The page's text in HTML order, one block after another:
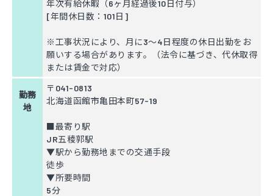
年次有給休暇（6ヶ月経過後10日付与）
[年間休日数：101日]
※工事状況により、月に3～4日程度の休日出勤をお
願いする場合があります。（法令に基づき、代休取得
または賃金で対応）
勤務
地
〒041-0813
北海道函館市亀田本町57-19
■最寄り駅
JR五稜郭駅
▼駅から勤務地までの交通手段
徒歩
▼所要時間
5分